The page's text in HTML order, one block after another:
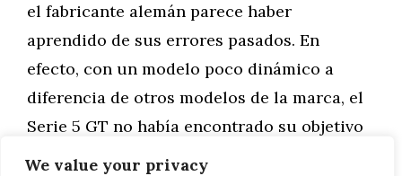
We value your privacy
el fabricante alemán parece haber
aprendido de sus errores pasados. En
efecto, con un modelo poco dinámico a
diferencia de otros modelos de la marca, el
Serie 5 GT no había encontrado su objetivo
…